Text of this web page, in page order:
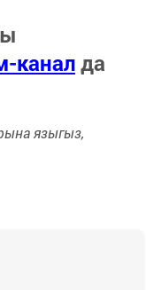
каналда
языгыз,